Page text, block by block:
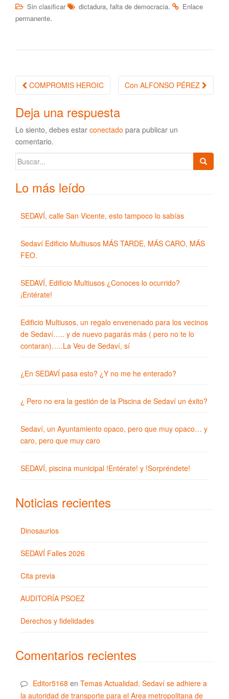
Sin clasificar dictadura, falta de democracia.
Enlace
permanente.
Navegación de la entrada
COMPROMIS HEROIC Con ALFONSO PÉREZ
Deja una respuesta
Lo siento, debes estar conectado para publicar un
comentario.
Buscar:
Lo más leído
SEDAVÍ, calle San Vicente, esto tampoco lo sabías
Sedaví Edificio Multiusos MÁS TARDE, MÁS CARO, MÁS
FEO.
SEDAVÍ, Edificio Multiusos ¿Conoces lo ocurrido?
¡Entérate!
Edificio Multiusos, un regalo envenenado para los vecinos
de Sedaví….. y de nuevo pagarás más ( pero no te lo
contaran)…..La Veu de Sedaví, sí
¿En SEDAVÍ pasa esto? ¿Y no me he enterado?
¿ Pero no era la gestión de la Piscina de Sedaví un éxito?
Sedaví, un Ayuntamiento opaco, pero que muy opaco… y
caro, pero que muy caro
SEDAVÍ, piscina municipal !Entérate! y !Sorpréndete!
Noticias recientes
Dinosaurios
SEDAVÍ Falles 2026
Cita previa
AUDITORÍA PSOEZ
Derechos y fidelidades
Comentarios recientes
Editor5168 en Temas Actualidad. Sedaví se adhiere a
la autoridad de transporte para el Area metropolitana de